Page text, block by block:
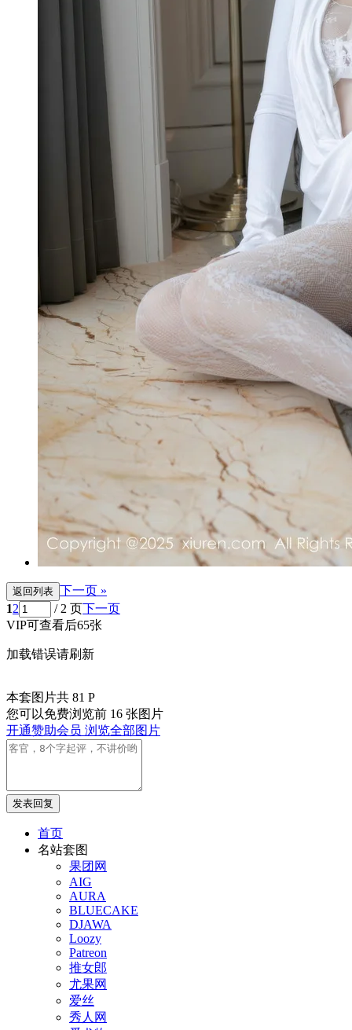
返回列表 下一页 »
12 / 2 页下一页
VIP可查看后65张
加载错误请刷新
本套图片共 81 P
您可以免费浏览前 16 张图片
开通赞助会员 浏览全部图片
发表回复
首页
名站套图
果团网
AIG
AURA
BLUECAKE
DJAWA
Loozy
Patreon
推女郎
尤果网
爱丝
秀人网